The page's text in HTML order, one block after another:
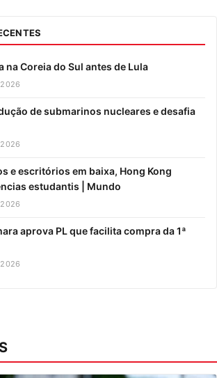
na Coreia do Sul antes de Lula
2026
de submarinos nucleares e desafia
2026
e escritórios em baixa, Hong Kong
estudantis | Mundo
2026
aprova PL que facilita compra da 1ª
2026